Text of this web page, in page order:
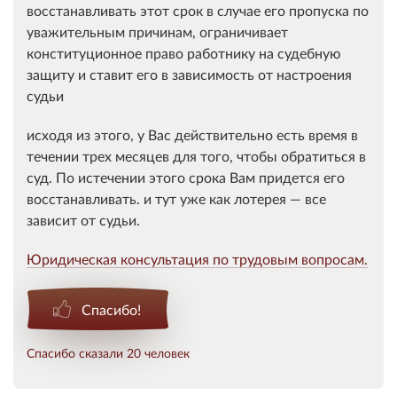
восстанавливать этот срок в случае его пропуска по
уважительным причинам, ограничивает
конституционное право работнику на судебную
защиту и ставит его в зависимость от настроения
судьи
исходя из этого, у Вас действительно есть время в
течении трех месяцев для того, чтобы обратиться в
суд. По истечении этого срока Вам придется его
восстанавливать. и тут уже как лотерея — все
зависит от судьи.
Юридическая консультация по трудовым вопросам.
Спасибо!
Спасибо сказали 20 человек